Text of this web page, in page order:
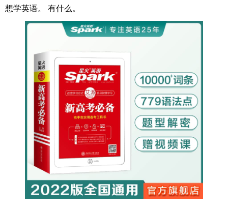
想学英语。 有什么。